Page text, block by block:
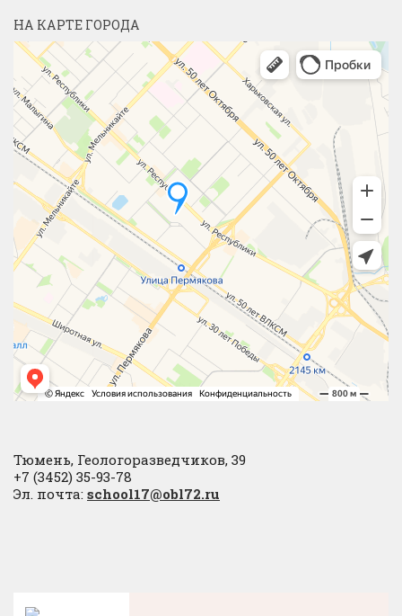
НА КАРТЕ ГОРОДА
Тюмень, Геологоразведчиков, 39
+7 (3452) 35-93-78
Эл. почта: school17@obl72.ru